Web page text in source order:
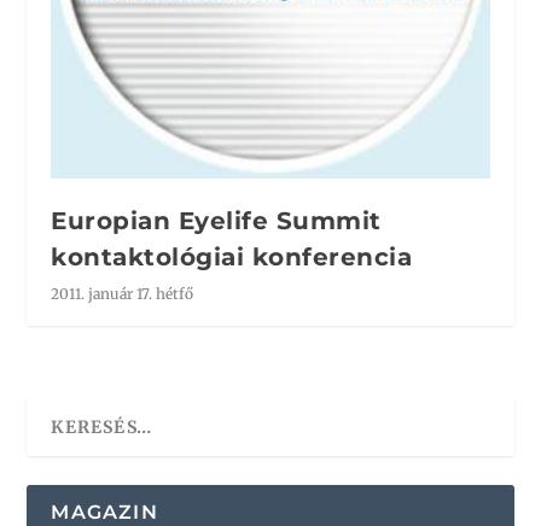
Europian Eyelife Summit
kontaktológiai konferencia
2011. január 17. hétfő
MAGAZIN